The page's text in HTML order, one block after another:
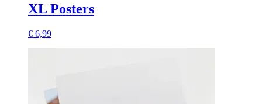
XL Posters
€ 6,99